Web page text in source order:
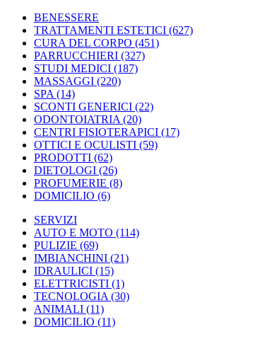
BENESSERE
TRATTAMENTI ESTETICI (627)
CURA DEL CORPO (451)
PARRUCCHIERI (327)
STUDI MEDICI (187)
MASSAGGI (220)
SPA (14)
SCONTI GENERICI (22)
ODONTOIATRIA (20)
CENTRI FISIOTERAPICI (17)
OTTICI E OCULISTI (59)
PRODOTTI (62)
DIETOLOGI (26)
PROFUMERIE (8)
DOMICILIO (6)
SERVIZI
AUTO E MOTO (114)
PULIZIE (69)
IMBIANCHINI (21)
IDRAULICI (15)
ELETTRICISTI (1)
TECNOLOGIA (30)
ANIMALI (11)
DOMICILIO (11)